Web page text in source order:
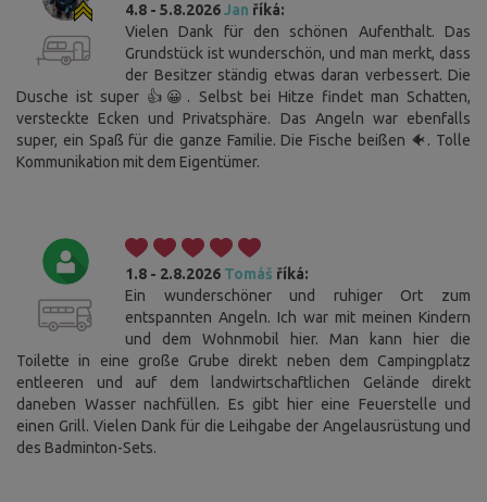
4.8 - 5.8.2026Jan říká:
Vielen Dank für den schönen Aufenthalt. Das
Grundstück ist wunderschön, und man merkt, dass
der Besitzer ständig etwas daran verbessert. Die
Dusche ist super 👍😀. Selbst bei Hitze findet man Schatten,
versteckte Ecken und Privatsphäre. Das Angeln war ebenfalls
super, ein Spaß für die ganze Familie. Die Fische beißen 🐠. Tolle
Kommunikation mit dem Eigentümer.
1.8 - 2.8.2026 Tomáš říká:
Ein wunderschöner und ruhiger Ort zum
entspannten Angeln. Ich war mit meinen Kindern
und dem Wohnmobil hier. Man kann hier die
Toilette in eine große Grube direkt neben dem Campingplatz
entleeren und auf dem landwirtschaftlichen Gelände direkt
daneben Wasser nachfüllen. Es gibt hier eine Feuerstelle und
einen Grill. Vielen Dank für die Leihgabe der Angelausrüstung und
des Badminton-Sets.